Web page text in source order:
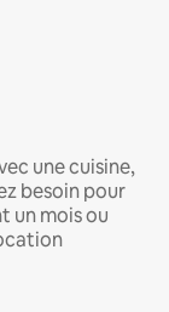
une cuisine,
besoin pour
un mois ou